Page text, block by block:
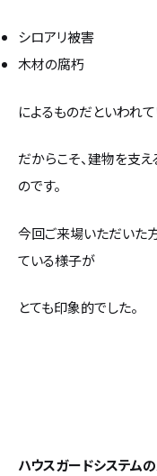
シロアリ被害
木材の腐朽
によるものだといわれて
だからこそ、建物を支
のです。
今回ご来場いただいた
ている様子が
とても印象的でした。
ハウスガードシステムの